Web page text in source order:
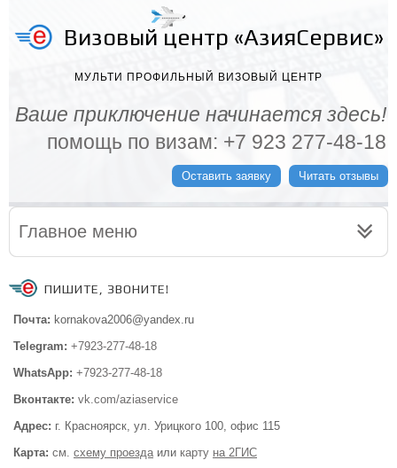
Визовый центр «АзияСервис»
МУЛЬТИ ПРОФИЛЬНЫЙ ВИЗОВЫЙ ЦЕНТР
Ваше приключение начинается здесь!
помощь по визам: +7 923 277-48-18
Оставить заявку Читать отзывы
Главное меню
ПИШИТЕ, ЗВОНИТЕ!
Почта: kornakova2006@yandex.ru
Telegram: +7923-277-48-18
WhatsApp: +7923-277-48-18
Вконтакте: vk.com/aziaservice
Адрес: г. Красноярск, ул. Урицкого 100, офис 115
Карта: см. схему проездаили карту на 2ГИС